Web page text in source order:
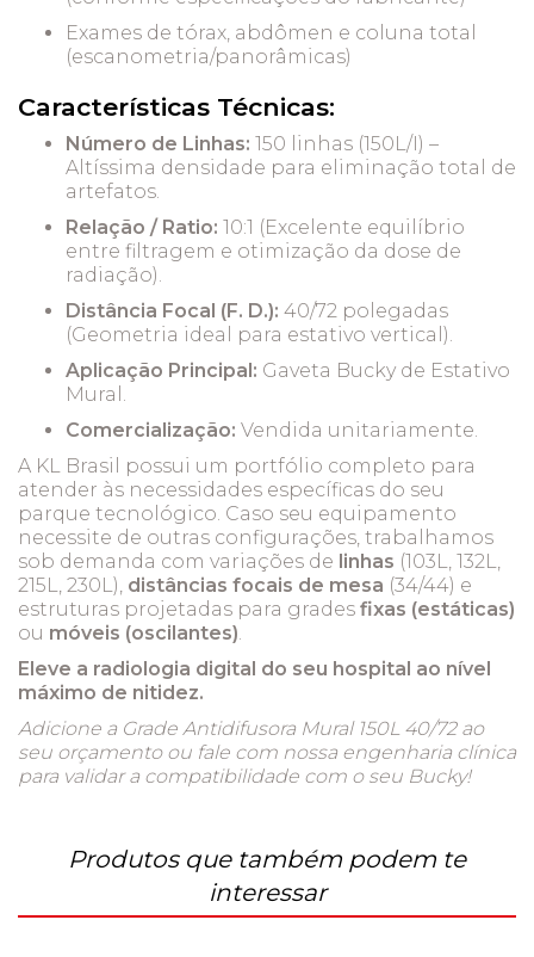
Exames de tórax, abdômen e coluna total
(escanometria/panorâmicas)
Características Técnicas:
Número de Linhas: 150 linhas (150L/I) –
Altíssima densidade para eliminação total de
artefatos.
Relação / Ratio: 10:1 (Excelente equilíbrio
entre filtragem e otimização da dose de
radiação).
Distância Focal (F. D.): 40/72 polegadas
(Geometria ideal para estativo vertical).
Aplicação Principal: Gaveta Bucky de Estativo
Mural.
Comercialização: Vendida unitariamente.
A KL Brasil possui um portfólio completo para
atender às necessidades específicas do seu
parque tecnológico. Caso seu equipamento
necessite de outras configurações, trabalhamos
sob demanda com variações de linhas (103L, 132L,
215L, 230L), distâncias focais de mesa (34/44) e
estruturas projetadas para grades fixas (estáticas)
ou móveis (oscilantes).
Eleve a radiologia digital do seu hospital ao nível
máximo de nitidez.
Adicione a Grade Antidifusora Mural 150L 40/72 ao
seu orçamento ou fale com nossa engenharia clínica
para validar a compatibilidade com o seu Bucky!
Produtos que também podem te
interessar